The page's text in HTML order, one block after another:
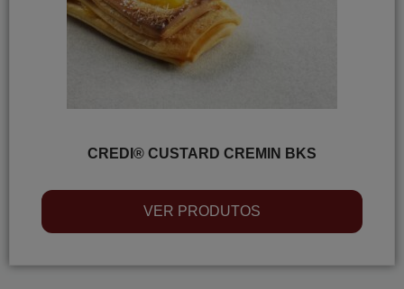
CREDI® CUSTARD CREMIN BKS
VER PRODUTOS